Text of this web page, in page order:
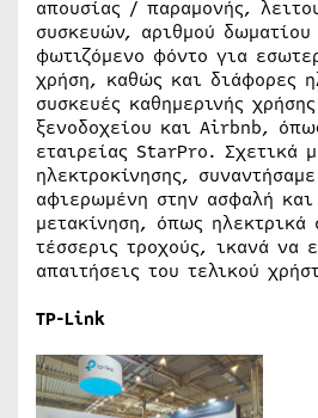
απουσίας / παραμονής,
συσκευών, αριθμού
φωτιζόμενο φόντο για
χρήση, καθώς και διάφορες
συσκευές καθημερινής
ξενοδοχείου και Airbnb,
εταιρείας StarPro. Σχετικά
ηλεκτροκίνησης,
αφιερωμένη στην ασφαλή και
μετακίνηση, όπως ηλεκτρικά
τέσσερις τροχούς, ικανά να
απαιτήσεις του τελικού
TP-Link